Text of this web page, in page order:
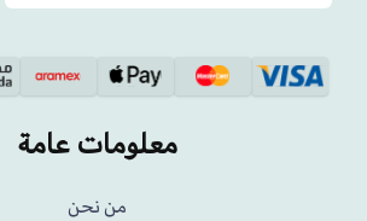
معلومات عامة
من نحن